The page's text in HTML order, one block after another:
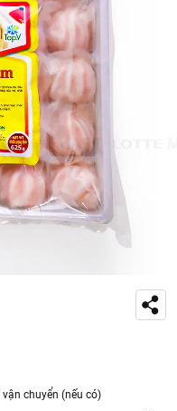
chuyển (nếu có)